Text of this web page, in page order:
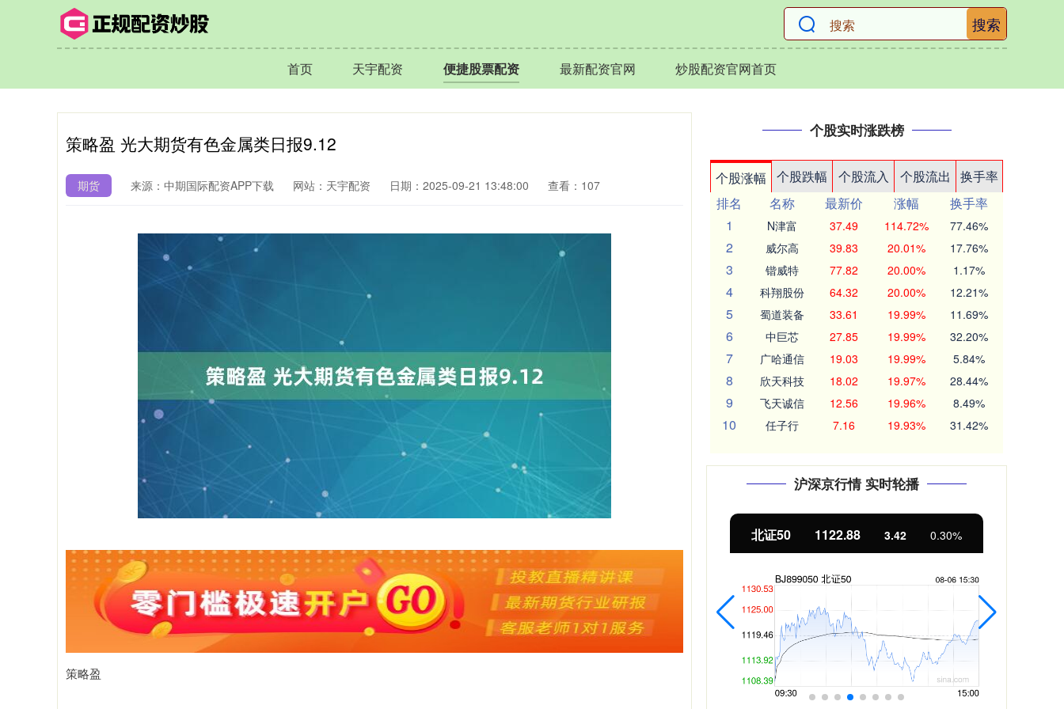
搜索
首页 天宇配资 便捷股票配资 最新配资官网 炒股配资官网首页
策略盈 光大期货有色金属类日报9.12
期货 来源：中期国际配资APP下载 网站：天宇配资 日期：2025-09-21 13:48:00 查看：107
策略盈
个股实时涨跌榜
个股涨幅 个股跌幅 个股流入 个股流出
换手率
排名
名称 最新价 涨幅
换手率
1
N津富 37.49 114.72% 77.46%
2 威尔高 39.83 20.01% 17.76%
3 锴威特 77.82 20.00% 1.17%
4 科翔股份 64.32 20.00% 12.21%
5 蜀道装备 33.61 19.99% 11.69%
6 中巨芯 27.85 19.99% 32.20%
7 广哈通信 19.03 19.99% 5.84%
8 欣天科技 18.02 19.97% 28.44%
9 飞天诚信 12.56 19.96% 8.49%
10 任子行 7.16 19.93% 31.42%
沪深京行情 实时轮播
北证50 1122.88 3.42 0.30%